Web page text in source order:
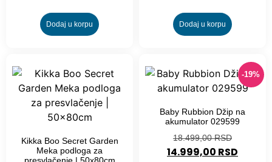
Dodaj u korpu Dodaj u korpu
Kikka Boo Secret Garden
Meka podloga za
presvlačenje | 50x80cm
-19%
Baby Rubbion Džip na
akumulator 029599
18.499,00RSD
14.999,00 RSD